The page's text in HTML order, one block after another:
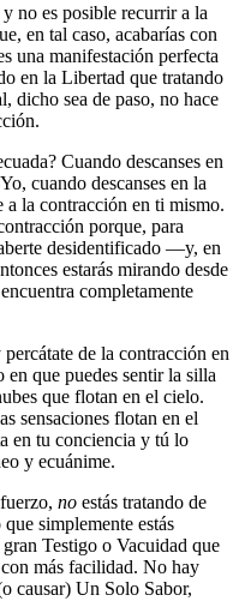
no es posible recurrir a la
en tal caso, acabarías con
una manifestación perfecta
en la Libertad que tratando
dicho sea de paso, no hace
Cuando descanses en
cuando descanses en la
a la contracción en ti mismo.
porque, para
desidentificado ―y, en
estarás mirando desde
completamente
de la contracción en
que puedes sentir la silla
que flotan en el cielo.
sensaciones flotan en el
en tu conciencia y tú lo
y ecuánime.
no estás tratando de
simplemente estás
Testigo o Vacuidad que
más facilidad. No hay
causar) Un Solo Sabor,